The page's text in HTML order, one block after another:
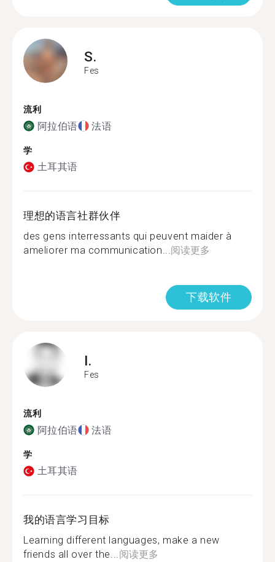
S.
Fes
流利
阿拉伯语 法语
学
土耳其语
理想的语言社群伙伴
des gens interressants qui peuvent maider à
ameliorer ma communication...阅读更多
下载软件
I.
Fes
流利
阿拉伯语 法语
学
土耳其语
我的语言学习目标
Learning different languages, make a new
friends all over the...阅读更多